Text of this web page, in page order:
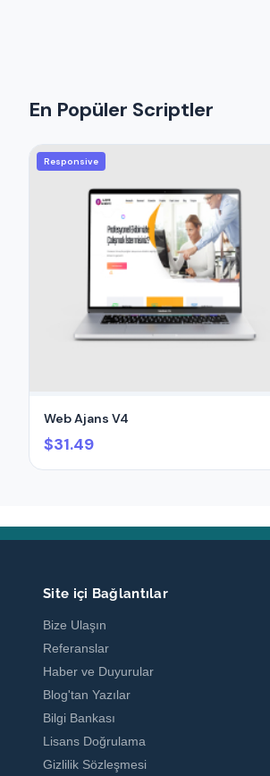
En Popüler Scriptler
Responsive
Web Ajans V4
$31.49
Site içi Bağlantılar
Bize Ulaşın
Referanslar
Haber ve Duyurular
Blog'tan Yazılar
Bilgi Bankası
Lisans Doğrulama
Gizlilik Sözleşmesi